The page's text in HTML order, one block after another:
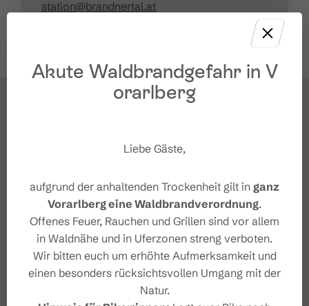
station@brandnertal.at
Akute Waldbrandgefahr in V
orarlberg
Liebe Gäste,
aufgrund der anhaltenden Trockenheit gilt in ganz
Vorarlberg eine Waldbrandverordnung.
Offenes Feuer, Rauchen und Grillen sind vor allem
in Waldnähe und in Uferzonen streng verboten.
Wir bitten euch um erhöhte Aufmerksamkeit und
einen besonders rücksichtsvollen Umgang mit der
Natur.